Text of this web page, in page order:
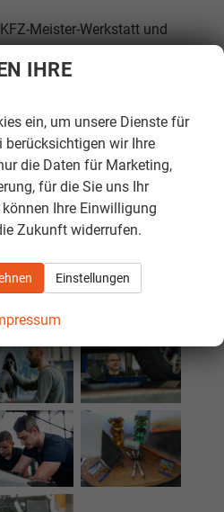
Meister-Werkstatt und
Besuch!
IHRE
ein, um unsere Dienste für
berücksichtigen wir Ihre
die Daten für Marketing,
für die Sie uns Ihr
Ihre Einwilligung
Zukunft widerrufen.
Einstellungen